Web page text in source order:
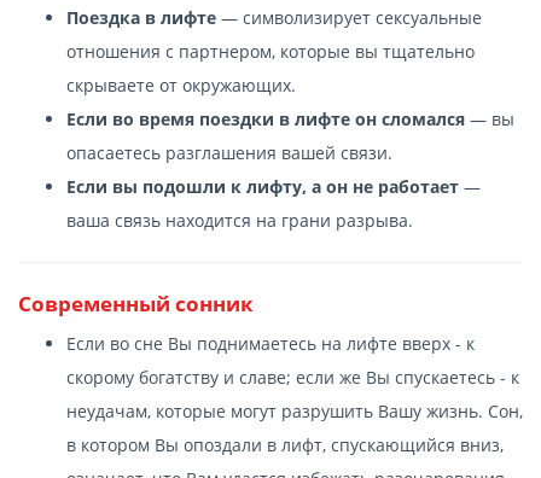
Поездка в лифте — символизирует сексуальные
отношения с партнером, которые вы тщательно
скрываете от окружающих.
Если во время поездки в лифте он сломался — вы
опасаетесь разглашения вашей связи.
Если вы подошли к лифту, а он не работает —
ваша связь находится на грани разрыва.
Современный сонник
Если во сне Вы поднимаетесь на лифте вверх - к
скорому богатству и славе; если же Вы спускаетесь - к
неудачам, которые могут разрушить Вашу жизнь. Сон,
в котором Вы опоздали в лифт, спускающийся вниз,